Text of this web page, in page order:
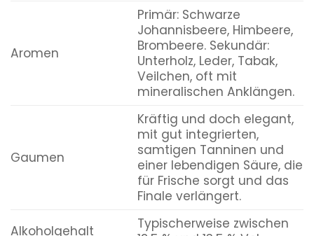
Aromen
Primär: Schwarze
Johannisbeere, Himbeere,
Brombeere. Sekundär:
Unterholz, Leder, Tabak,
Veilchen, oft mit
mineralischen Anklängen.
Gaumen
Kräftig und doch elegant,
mit gut integrierten,
samtigen Tanninen und
einer lebendigen Säure, die
für Frische sorgt und das
Finale verlängert.
Alkoholgehalt
Typischerweise zwischen